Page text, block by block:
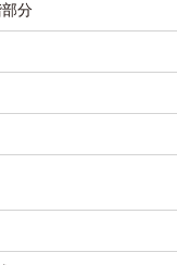
分